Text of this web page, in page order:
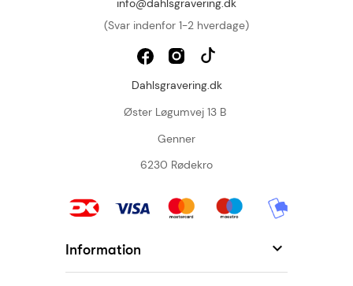
info@dahlsgravering.dk
(Svar indenfor 1-2 hverdage)
Dahlsgravering.dk
Øster Løgumvej 13 B
Genner
6230 Rødekro
Information 